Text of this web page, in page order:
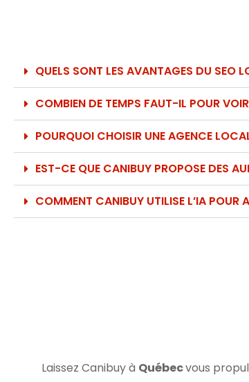
QUELS SONT LES AVANTAGES DU SEO
COMBIEN DE TEMPS FAUT-IL POUR
POURQUOI CHOISIR UNE AGENCE
EST-CE QUE CANIBUY PROPOSE DES
COMMENT CANIBUY UTILISE L’IA POUR
Laissez Canibuy à Québecvous